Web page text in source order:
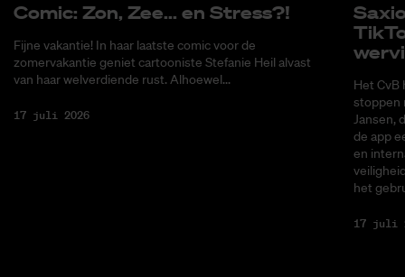
Co­mic: Zon, Zee... en Stress?!
Fijne vakantie! In haar laatste comic voor de
zomervakantie geniet cartooniste Stefanie Heil alvast
van haar welverdiende rust. Alhoewel...
17 juli 2026
Het CvB
stoppen
Jansen,
de app
en
het
17 juli